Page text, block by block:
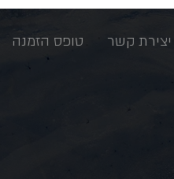
יצירת קשר טופס הזמנה